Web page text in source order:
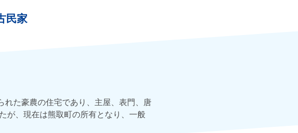
民家
れた豪農の住宅であり、主屋、表門、唐
が、現在は熊取町の所有となり、一般